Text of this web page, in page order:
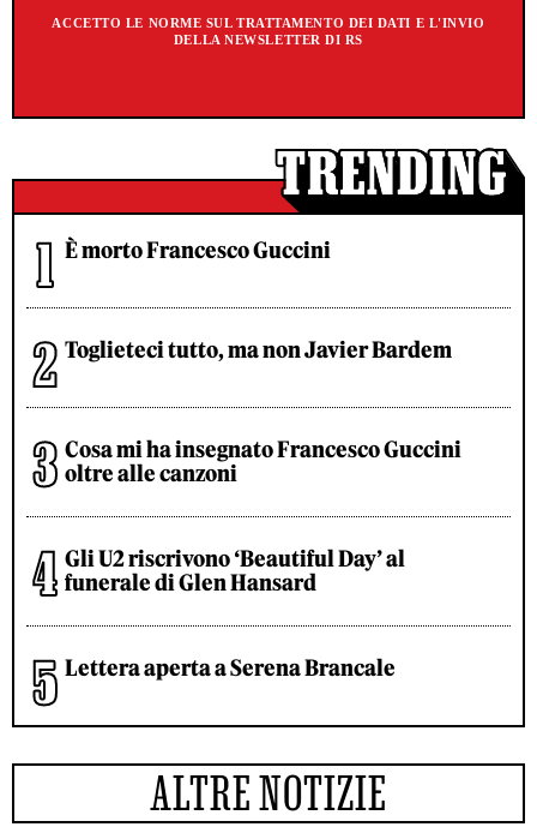
ACCETTO LE NORME SUL TRATTAMENTO DEI DATI E L'INVIO
DELLA NEWSLETTER DI RS
È morto Francesco Guccini
Toglieteci tutto, ma non Javier Bardem
Cosa mi ha insegnato Francesco Guccini
oltre alle canzoni
Gli U2 riscrivono ‘Beautiful Day’ al
funerale di Glen Hansard
Lettera aperta a Serena Brancale
ALTRE NOTIZIE